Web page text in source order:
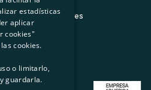
Política de cookies
SPANISH
GL
BASQUE
estadísticas
aplicar
cookies"
cookies.
o limitarlo,
guardarla.